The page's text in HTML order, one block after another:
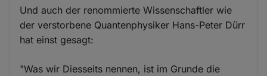
Und auch der renommierte Wissenschaftler wie
der verstorbene Quantenphysiker Hans-Peter Dürr
hat einst gesagt:
"Was wir Diesseits nennen, ist im Grunde die